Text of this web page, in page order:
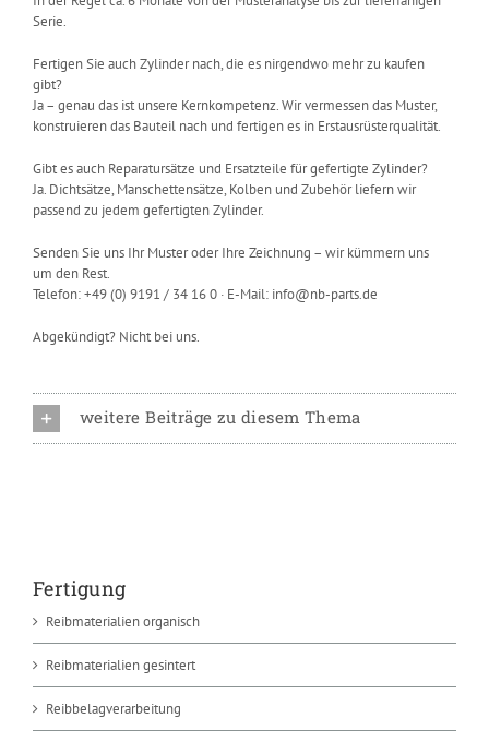
Serie.
Fertigen Sie auch Zylinder nach, die es nirgendwo mehr zu kaufen
gibt?
Ja – genau das ist unsere Kernkompetenz. Wir vermessen das Muster,
konstruieren das Bauteil nach und fertigen es in Erstausrüsterqualität.
Gibt es auch Reparatursätze und Ersatzteile für gefertigte Zylinder?
Ja. Dichtsätze, Manschettensätze, Kolben und Zubehör liefern wir
passend zu jedem gefertigten Zylinder.
Senden Sie uns Ihr Muster oder Ihre Zeichnung – wir kümmern uns
um den Rest.
Telefon: +49 (0) 9191 / 34 16 0 · E-Mail: info@nb-parts.de
Abgekündigt? Nicht bei uns.
weitere Beiträge zu diesem Thema
Fertigung
Reibmaterialien organisch
Reibmaterialien gesintert
Reibbelagverarbeitung